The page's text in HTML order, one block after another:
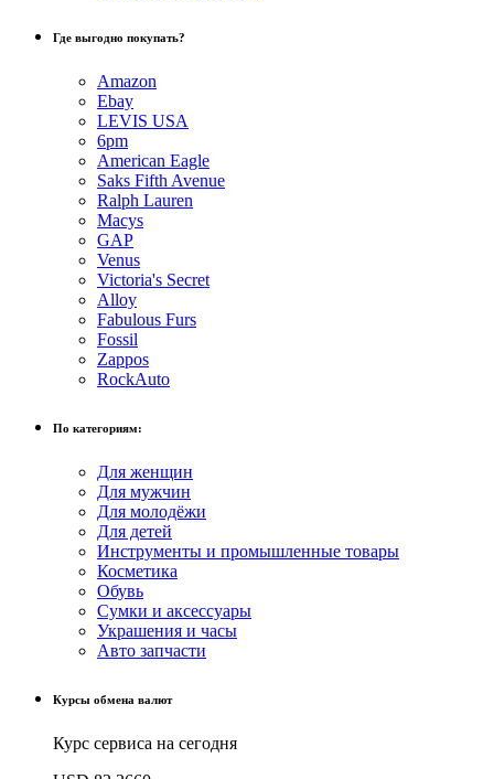
Где выгодно покупать?
Amazon
Ebay
LEVIS USA
6pm
American Eagle
Saks Fifth Avenue
Ralph Lauren
Macys
GAP
Venus
Victoria's Secret
Alloy
Fabulous Furs
Fossil
Zappos
RockAuto
По категориям:
Для женщин
Для мужчин
Для молодёжи
Для детей
Инструменты и промышленные товары
Косметика
Обувь
Сумки и аксессуары
Украшения и часы
Авто запчасти
Курсы обмена валют
Курс сервиса на сегодня